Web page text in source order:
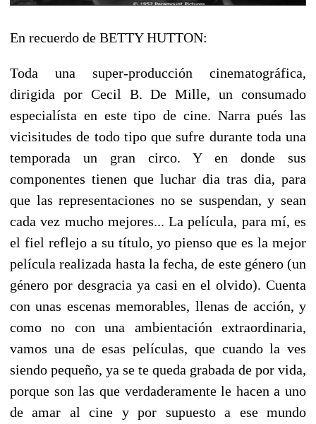
En recuerdo de BETTY HUTTON:
Toda una super-producción cinematográfica,
dirigida por Cecil B. De Mille, un consumado
especialísta en este tipo de cine. Narra pués las
vicisitudes de todo tipo que sufre durante toda una
temporada un gran circo. Y en donde sus
componentes tienen que luchar dia tras dia, para
que las representaciones no se suspendan, y sean
cada vez mucho mejores... La película, para mí, es
el fiel reflejo a su título, yo pienso que es la mejor
película realizada hasta la fecha, de este género (un
género por desgracia ya casi en el olvido). Cuenta
con unas escenas memorables, llenas de acción, y
como no con una ambientación extraordinaria,
vamos una de esas películas, que cuando la ves
siendo pequeño, ya se te queda grabada de por vida,
porque son las que verdaderamente le hacen a uno
de amar al cine y por supuesto a ese mundo